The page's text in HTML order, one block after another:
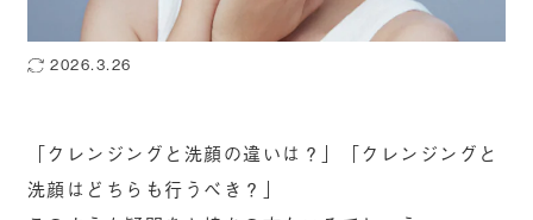
2026.3.26
「クレンジングと洗顔の違いは？」「クレンジングと
洗顔はどちらも行うべき？」